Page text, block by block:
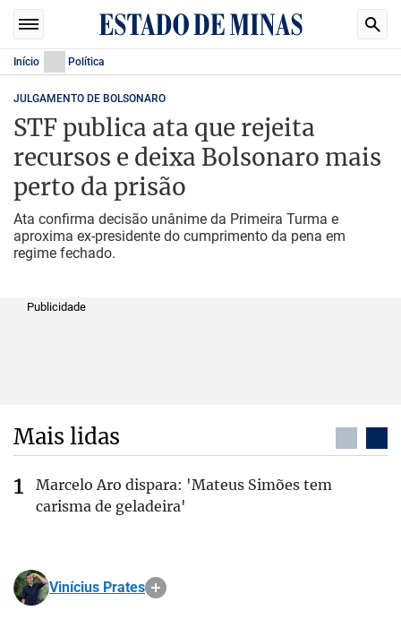
Início Política
JULGAMENTO DE BOLSONARO
STF publica ata que rejeita
recursos e deixa Bolsonaro mais
perto da prisão
Ata confirma decisão unânime da Primeira Turma e
aproxima ex-presidente do cumprimento da pena em
regime fechado.
Publicidade
Mais lidas
Marcelo Aro dispara: 'Mateus Simões tem
carisma de geladeira'
Vinícius Prates